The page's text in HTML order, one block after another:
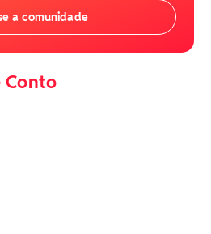
a comunidade
Conto